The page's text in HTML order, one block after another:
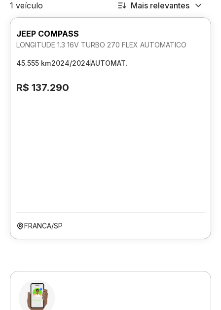
1 veículo Mais relevantes
JEEP COMPASS
LONGITUDE 1.3 16V TURBO 270 FLEX AUTOMATICO
45.555 km2024/2024AUTOMAT.
R$ 137.290
FRANCA/SP